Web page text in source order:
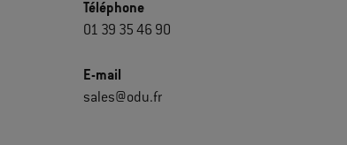
Téléphone
01 39 35 46 90
E-mail
sales@odu.fr